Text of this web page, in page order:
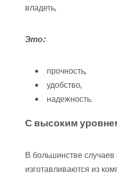
владеть,
Это:
прочность,
удобство,
надежность.
С высоким
В большинстве
изготавливаются из